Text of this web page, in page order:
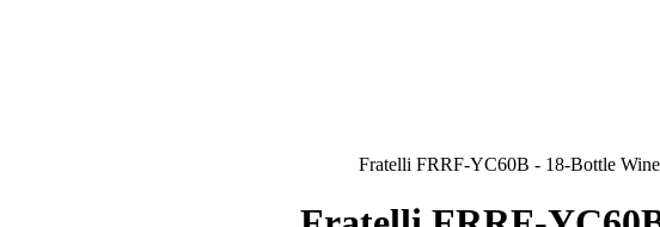
Fratelli FRRF-YC60B - 18-Bottle